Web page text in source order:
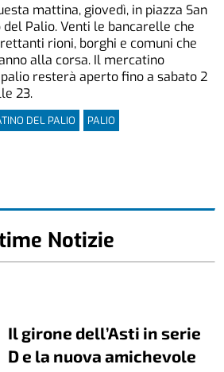
mattina, giovedì, in piazza San
del Palio. Venti le bancarelle che
rioni, borghi e comuni che
alla corsa. Il mercatino
resterà aperto fino a sabato 2
23.
DEL PALIO PALIO
Notizie
Il girone dell’Asti in serie
D e la nuova amichevole